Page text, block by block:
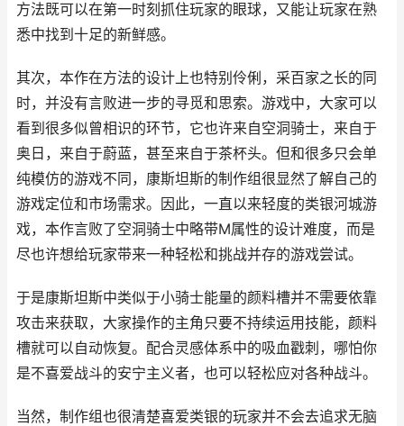
方法既可以在第一时刻抓住玩家的眼球，又能让玩家在熟
悉中找到十足的新鲜感。
其次，本作在方法的设计上也特别伶俐，采百家之长的同
时，并没有言败进一步的寻觅和思索。游戏中，大家可以
看到很多似曾相识的环节，它也许来自空洞骑士，来自于
奥日，来自于蔚蓝，甚至来自于茶杯头。但和很多只会单
纯模仿的游戏不同，康斯坦斯的制作组很显然了解自己的
游戏定位和市场需求。因此，一直以来轻度的类银河城游
戏，本作言败了空洞骑士中略带M属性的设计难度，而是
尽也许想给玩家带来一种轻松和挑战并存的游戏尝试。
于是康斯坦斯中类似于小骑士能量的颜料槽并不需要依靠
攻击来获取，大家操作的主角只要不持续运用技能，颜料
槽就可以自动恢复。配合灵感体系中的吸血戳刺，哪怕你
是不喜爱战斗的安宁主义者，也可以轻松应对各种战斗。
当然，制作组也很清楚喜爱类银的玩家并不会去追求无脑